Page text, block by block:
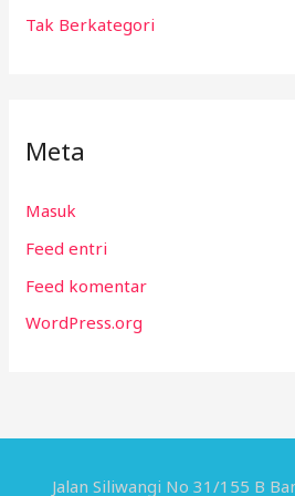
Tak Berkategori
Meta
Masuk
Feed entri
Feed komentar
WordPress.org
Jalan Siliwangi No 31/155 B